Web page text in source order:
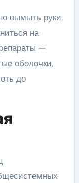
вымыть руки.
на
—
оболочки,
до